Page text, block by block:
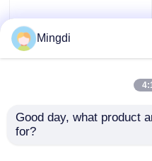
Mingdi
Good day, what product
for?